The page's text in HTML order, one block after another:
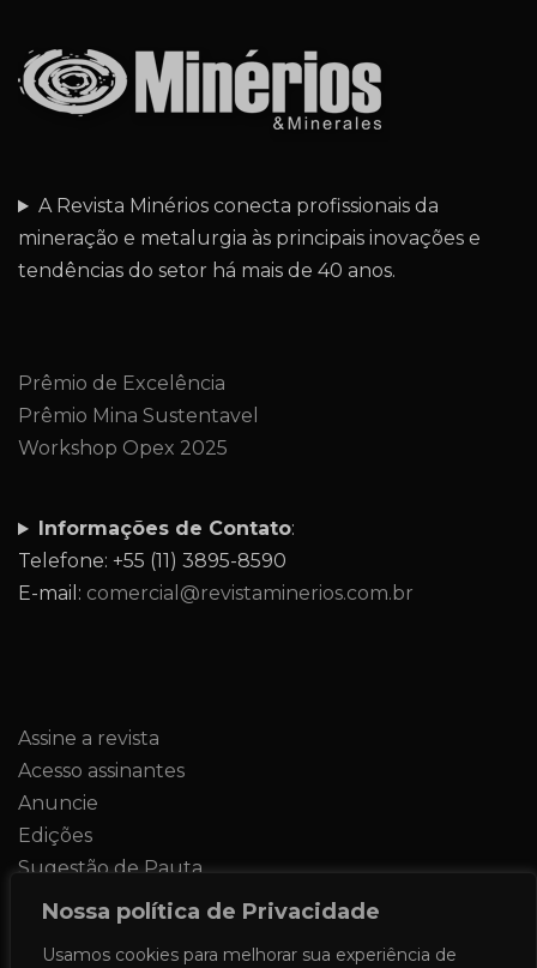
Nossa política de Privacidade
Usamos cookies para melhorar sua experiência de
A Revista Minérios conecta profissionais da
mineração e metalurgia às principais inovações e
tendências do setor há mais de 40 anos.
Prêmio de Excelência
Prêmio Mina Sustentavel
Workshop Opex 2025
Informações de Contato:
Telefone: +55 (11) 3895-8590
E-mail: comercial@revistaminerios.com.br
Assine a revista
Acesso assinantes
Anuncie
Edições
Sugestão de Pauta
Contato